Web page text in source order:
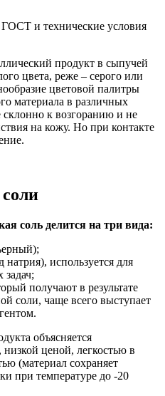
и технические условия
продукт в сыпучей
цвета, реже – серого или
цветовой палитры
материала в различных
к возгоранию и не
на кожу. Но при контакте
соль делится на три вида:
используется для
получают в результате
соли, чаще всего выступает
объясняется
низкой ценой, легкостью в
(материал сохраняет
при температуре до -20